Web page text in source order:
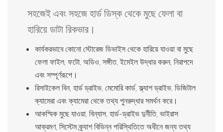
সহজেই এবং সহজে হার্ড ডিস্ক থেকে মুছে ফেলা বা
হারিয়ে ডাটা রিকভার।
কার্যকরভাবে কোনো স্টোরেজ ডিভাইস থেকে হারিয়ে যাওয়া বা মুছে
ফেলা ফাইল, ফটো, অডিও, সঙ্গীত, ইমেইল উদ্ধার করুন, নিরাপদে
এবং সম্পূর্ণরূপে।
রিসাইকেল বিন, হার্ড ড্রাইভ, মেমোরি কার্ড, ফ্ল্যাশ ড্রাইভ, ডিজিটাল
ক্যামেরা এবং ক্যামেরা থেকে তথ্য পুনরুদ্ধার সমর্থন করে।
আকস্মিক মুছে যাওয়া, বিন্যাস, হার্ড-ড্রাইভ দুর্নীতি, ভাইরাস
আক্রমণ, সিস্টেম ক্র্যাশ বিভিন্ন পরিস্থিতিতে অধীনে জন্য তথ্য